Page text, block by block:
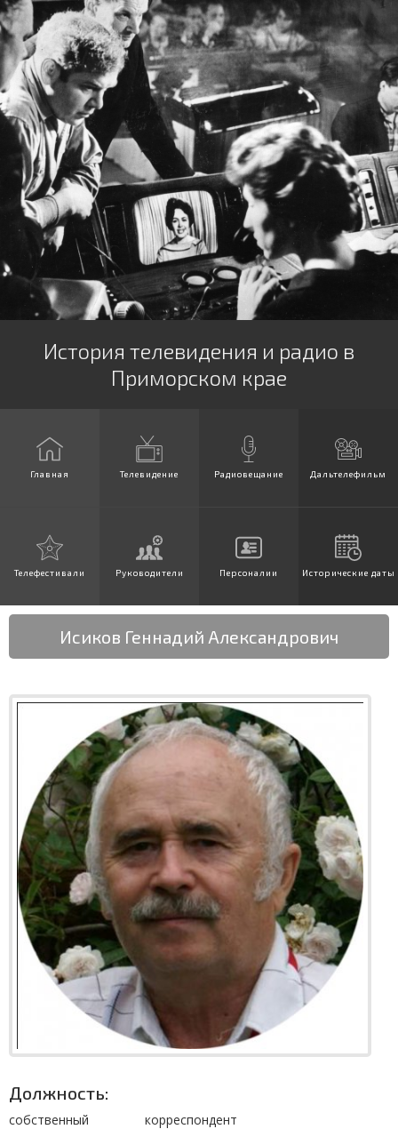
История телевидения и радио в
Приморском крае
Главная Телевидение Радиовещание Дальтелефильм
Телефестивали Руководители Персоналии Исторические даты
Исиков Геннадий Александрович
Должность:
собственный корреспондент